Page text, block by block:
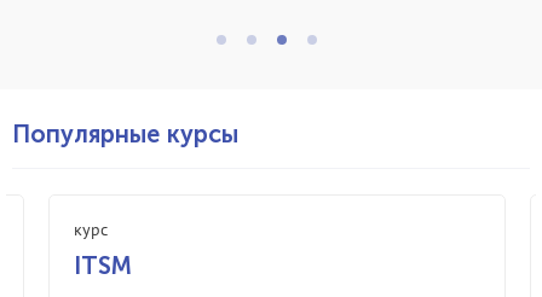
Популярные курсы
курс
ITSM